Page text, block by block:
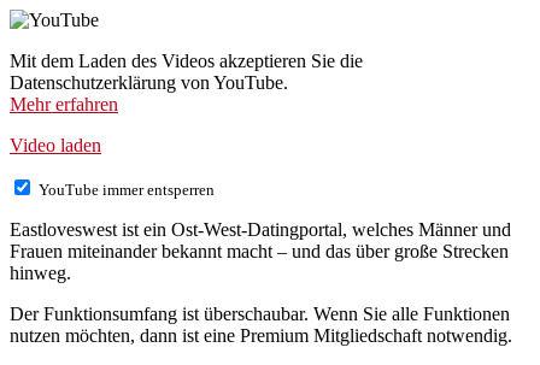
Mit dem Laden des Videos akzeptieren Sie die
Datenschutzerklärung von YouTube.
Mehr erfahren
Video laden
YouTube immer entsperren
Eastloveswest ist ein Ost-West-Datingportal, welches Männer und
Frauen miteinander bekannt macht – und das über große Strecken
hinweg.
Der Funktionsumfang ist überschaubar. Wenn Sie alle Funktionen
nutzen möchten, dann ist eine Premium Mitgliedschaft notwendig.